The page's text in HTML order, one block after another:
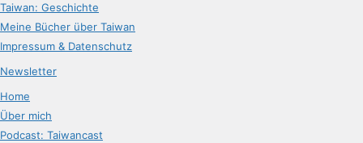
Taiwan: Geschichte
Meine Bücher über Taiwan
Impressum & Datenschutz
Newsletter
Home
Über mich
Podcast: Taiwancast